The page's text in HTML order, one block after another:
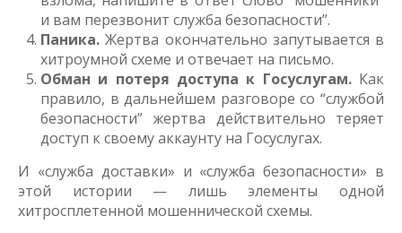
и вам перезвонит служба безопасности”.
Паника. Жертва окончательно запутывается в
хитроумной схеме и отвечает на письмо.
Обман и потеря доступа к Госуслугам.Как
правило, в дальнейшем разговоре со “службой
безопасности” жертва действительно теряет
доступ к своему аккаунту на Госуслугах.
И «служба доставки» и «служба безопасности» в
этой истории — лишь элементы одной
хитросплетенной мошеннической схемы.